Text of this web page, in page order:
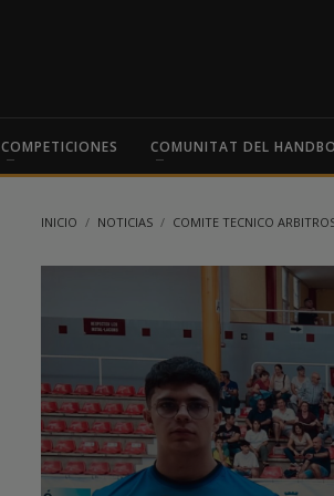
COMPETICIONES COMUNITAT DEL
INICIO NOTICIAS COMITE TECNICO